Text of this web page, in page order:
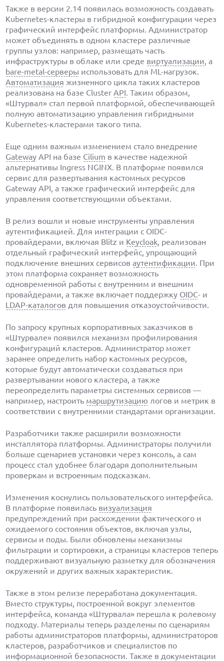
Также в версии 2.14 появилась возможность создавать
Kubernetes-кластеры в гибридной конфигурации через
графический интерфейс платформы. Администратор
может объединять в одном кластере различные
группы узлов: например, размещать часть
инфраструктуры в облаке или среде виртуализации, а
bare-metal-серверы использовать для ML-нагрузок.
Автоматизация жизненного цикла таких кластеров
реализована на базе ClusterAPI. Таким образом,
«Штурвал» стал первой платформой, обеспечивающей
полную автоматизацию управления гибридными
Kubernetes-кластерами такого типа.
Еще одним важным изменением стало внедрение
Gateway API на базе Cilium в качестве надежной
альтернативы Ingress NGINX. В платформе появился
сервис для развертывания кастомных ресурсов
Gateway API, а также графический интерфейс для
управления соответствующими объектами.
В релиз вошли и новые инструменты управления
аутентификацией. Для интеграции с OIDC-
провайдерами, включая Blitz и Keycloak, реализован
отдельный графический интерфейс, упрощающий
подключение внешних сервисоваутентификации. При
этом платформа сохраняет возможность
одновременной работы с внутренним и внешним
провайдерами, а также включает поддержку OIDC- и
LDAP-каталогов для повышения отказоустойчивости.
По запросу крупных корпоративных заказчиков в
«Штурвале» появился механизм профилирования
конфигураций кластеров. Администратор может
заранее определить набор кастомных ресурсов,
которые будут автоматически создаваться при
развертывании нового кластера, а также
переопределить параметры системных сервисов —
например, настроить маршрутизацию логов и метрик в
соответствии с внутренними стандартами организации.
Разработчики также расширили возможности
инсталлятора платформы. Администраторы получили
больше сценариев установки через консоль, а сам
процесс стал удобнее благодаря дополнительным
проверкам и встроенным подсказкам.
Изменения коснулись пользовательского интерфейса.
В платформе появилась визуализация
предупреждений при расхождении фактического и
ожидаемого состояния объектов, включая узлы,
сервисы и поды. Были обновлены механизмы
фильтрации и сортировки, а страницы кластеров теперь
поддерживают визуальную разметку для обозначения
окружений и других важных характеристик.
Также в этом релизе переработана документация.
Вместо структуры, построенной вокруг элементов
интерфейса, команда «Штурвала» перешла к ролевому
подходу. Материалы теперь разделены по сценариям
работы администраторов платформы, администраторов
кластеров, разработчиков и специалистов по
информационной безопасности. Также в документации